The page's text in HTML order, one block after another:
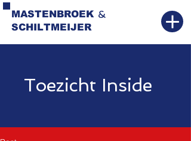
MASTENBROEK
SCHILTMEIJER
&
Toezicht Inside